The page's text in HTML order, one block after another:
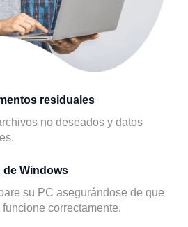
residuales
no deseados y datos
de Windows
su PC asegurándose de que
correctamente.